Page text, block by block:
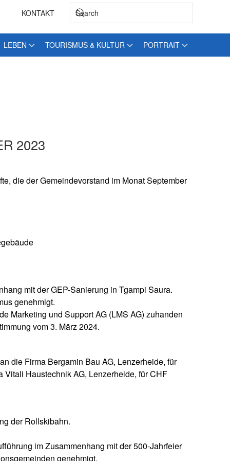
KONTAKT
LEBEN TOURISMUS & KULTUR PORTRAIT
2023
die der Gemeindevorstand im Monat September
mit der GEP-Sanierung in Tgampi Saura.
genehmigt.
Marketing und Support AG (LMS AG) zuhanden
vom 3. März 2024.
die Firma Bergamin Bau AG, Lenzerheide, für
Haustechnik AG, Lenzerheide, für CHF
der Rollskibahn.
im Zusammenhang mit der 500-Jahrfeier
genehmigt.